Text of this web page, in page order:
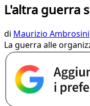
L'altra guerra
di Maurizio Ambrosini
La guerra alle